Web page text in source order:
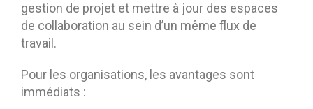
gestion de projet et mettre à jour des espaces
de collaboration au sein d’un même flux de
travail.
Pour les organisations, les avantages sont
immédiats :